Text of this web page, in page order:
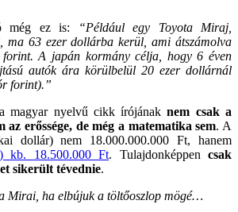
még ez is:
“Például egy Toyota Miraj,
ma 63 ezer dollárba kerül, ami átszámolva
forint.A japán kormány célja, hogy 6 éven
autók ára körülbelül 20 ezer dollárnál
forint).”
magyar nyelvű cikk írójánaknem csak a
az erőssége, de még a matematika sem. A
dollár) nem 18.000.000.000 Ft, hanem
kb. 18.500.000 Ft. Tulajdonképpen csak
sikerült tévednie.
Mirai, ha elbújuk a töltőoszlop mögé…